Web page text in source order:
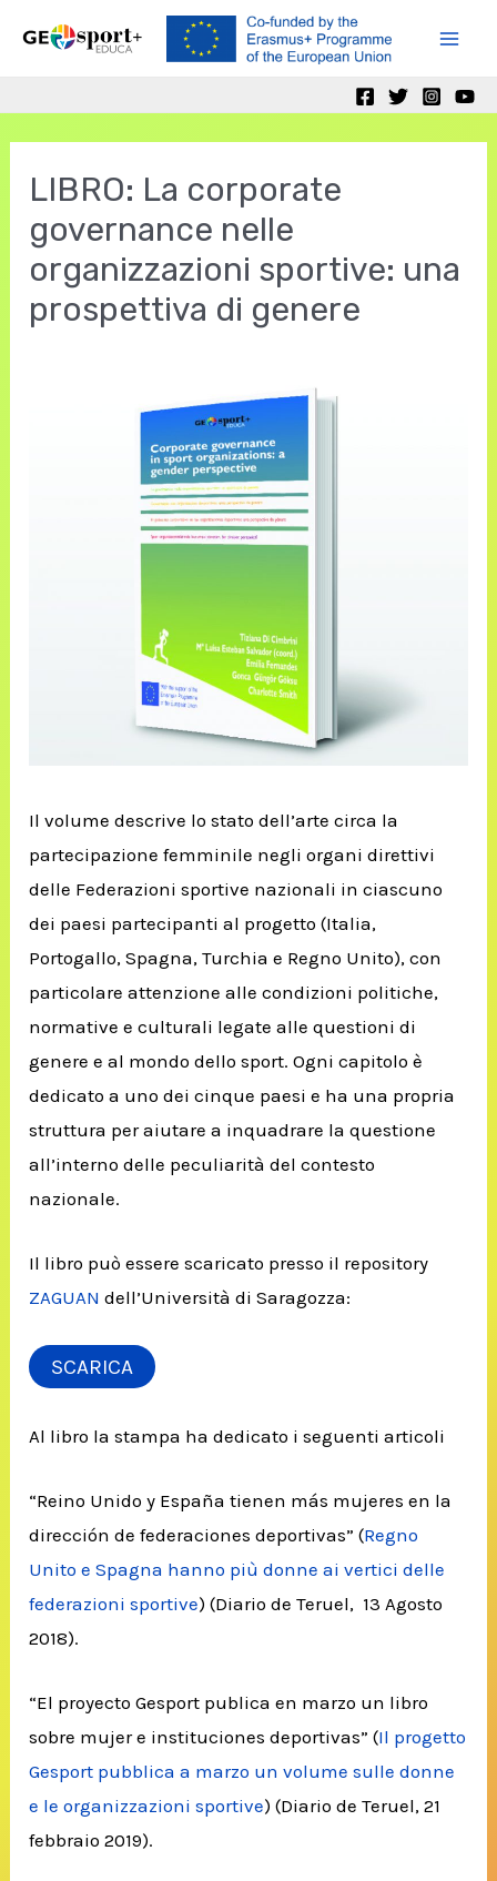
LIBRO: La corporate
governance nelle
organizzazioni sportive: una
prospettiva di genere
Il volume descrive lo stato dell’arte circa la
partecipazione femminile negli organi direttivi
delle Federazioni sportive nazionali in ciascuno
dei paesi partecipanti al progetto (Italia,
Portogallo, Spagna, Turchia e Regno Unito), con
particolare attenzione alle condizioni politiche,
normative e culturali legate alle questioni di
genere e al mondo dello sport. Ogni capitolo è
dedicato a uno dei cinque paesi e ha una propria
struttura per aiutare a inquadrare la questione
all’interno delle peculiarità del contesto
nazionale.
Il libro può essere scaricato presso il repository
ZAGUAN dell’Università di Saragozza:
SCARICA
Al libro la stampa ha dedicato i seguenti articoli
“Reino Unido y España tienen más mujeres en la
dirección de federaciones deportivas” (Regno
Unito e Spagna hanno più donne ai vertici delle
federazioni sportive) (Diario de Teruel, 13 Agosto
2018).
“El proyecto Gesport publica en marzo un libro
sobre mujer e instituciones deportivas” (Il progetto
Gesport pubblica a marzo un volume sulle donne
e le organizzazioni sportive) (Diario de Teruel, 21
febbraio 2019).